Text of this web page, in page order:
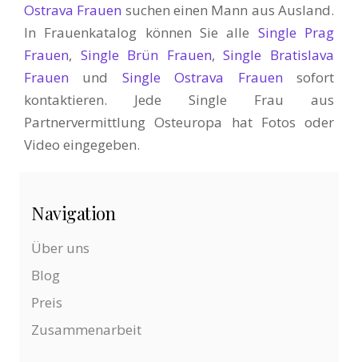
Ostrava Frauen suchen einen Mann aus Ausland.
In Frauenkatalog können Sie alle Single Prag
Frauen, Single Brün Frauen,Single Bratislava
Frauen und Single Ostrava Frauen sofort
kontaktieren. Jede Single Frau aus
Partnervermittlung Osteuropa hat Fotos oder
Video eingegeben.
Navigation
Über uns
Blog
Preis
Zusammenarbeit